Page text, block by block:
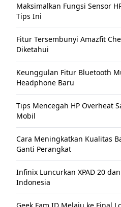
Maksimalkan Fungsi Sensor
Tips Ini
Fitur Tersembunyi Amazfit
Diketahui
Keunggulan Fitur Bluetooth
Headphone Baru
Tips Mencegah HP Overheat
Mobil
Cara Meningkatkan Kualitas
Ganti Perangkat
Infinix Luncurkan XPAD 20
Indonesia